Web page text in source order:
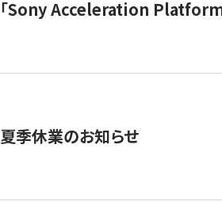
「Sony Acceleration Platform
夏季休業のお知らせ